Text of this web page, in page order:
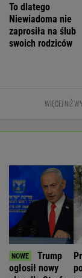
To dlatego
Niewiadoma nie
zaprosiła na ślub
swoich rodziców
WIĘCEJ NIŻ
Trump
ogłosił nowy